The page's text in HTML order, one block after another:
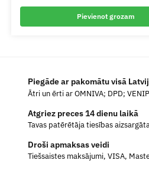
Pievienot grozam
Piegāde ar pakomātu visā
Ātri un ērti ar OMNIVA; DPD;
Atgriez preces 14 dienu laikā
Tavas patērētāja tiesības
Droši apmaksas veidi
Tiešsaistes maksājumi, VISA,